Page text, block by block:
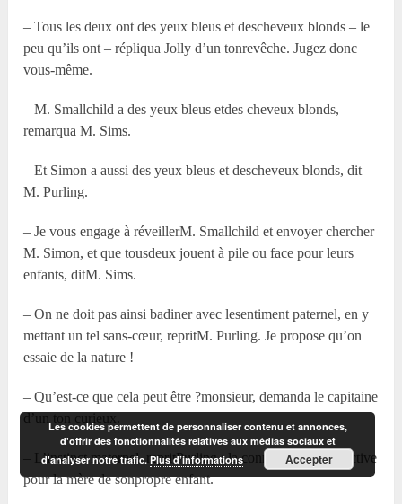
– Tous les deux ont des yeux bleus et descheveux blonds – le
peu qu’ils ont – répliqua Jolly d’un tonrevêche. Jugez donc
vous-même.
– M. Smallchild a des yeux bleus etdes cheveux blonds,
remarqua M. Sims.
– Et Simon a aussi des yeux bleus et descheveux blonds, dit
M. Purling.
– Je vous engage à réveillerM. Smallchild et envoyer chercher
M. Simon, et que tousdeux jouent à pile ou face pour leurs
enfants, ditM. Sims.
– On ne doit pas ainsi badiner avec lesentiment paternel, en y
mettant un tel sans-cœur, repritM. Purling. Je propose qu’on
essaie de la nature !
– Qu’est-ce que cela peut être ?monsieur, demanda le capitaine
d’un ton curieux.
– L’instinct maternel, repritPurling ; la connaissance instinctive
pour la mère de sonpropre enfant.
Les cookies permettent de personnaliser contenu et annonces,
d'offrir des fonctionnalités relatives aux médias sociaux et
d'analyser notre trafic.Plus d’informations Accepter